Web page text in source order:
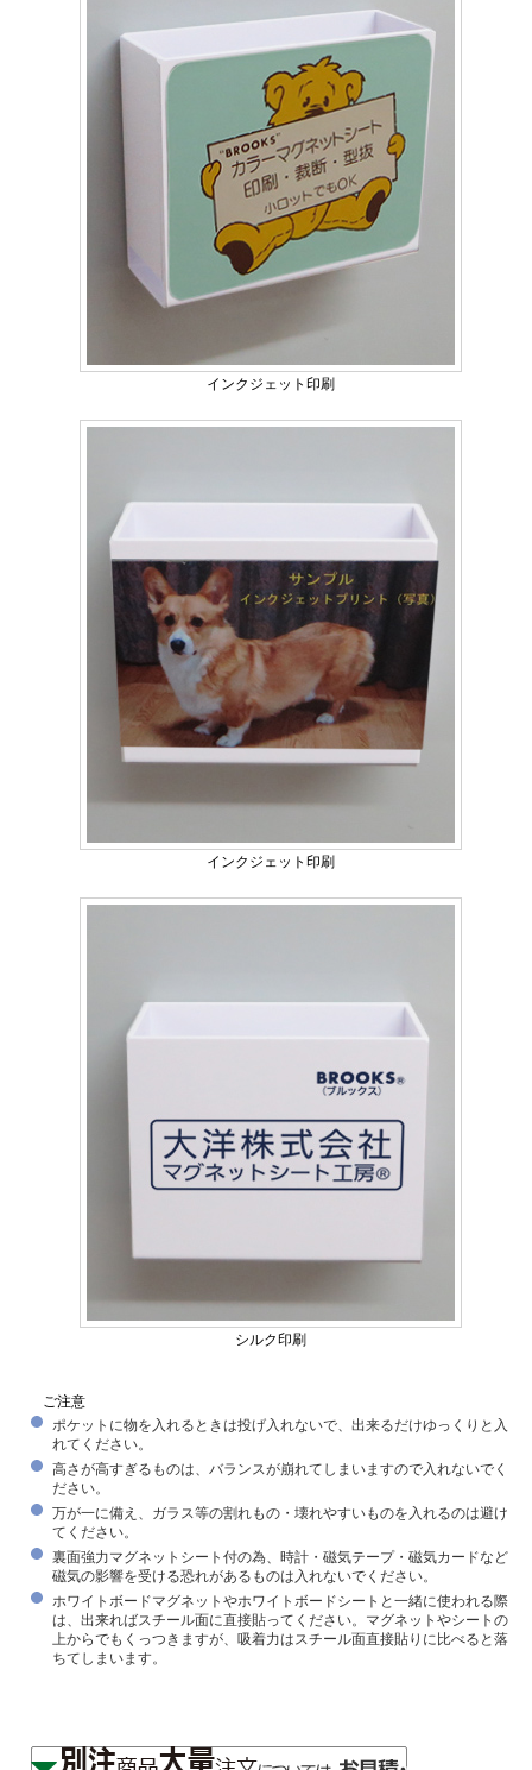
インクジェット印刷
インクジェット印刷
シルク印刷
ご注意
ポケットに物を入れるときは投げ入れないで、出来るだけゆっくりと入
れてください。
高さが高すぎるものは、バランスが崩れてしまいますので入れないでく
ださい。
万が一に備え、ガラス等の割れもの・壊れやすいものを入れるのは避け
てください。
裏面強力マグネットシート付の為、時計・磁気テープ・磁気カードなど
磁気の影響を受ける恐れがあるものは入れないでください。
ホワイトボードマグネットやホワイトボードシートと一緒に使われる際
は、出来ればスチール面に直接貼ってください。マグネットやシートの
上からでもくっつきますが、吸着力はスチール面直接貼りに比べると落
ちてしまいます。